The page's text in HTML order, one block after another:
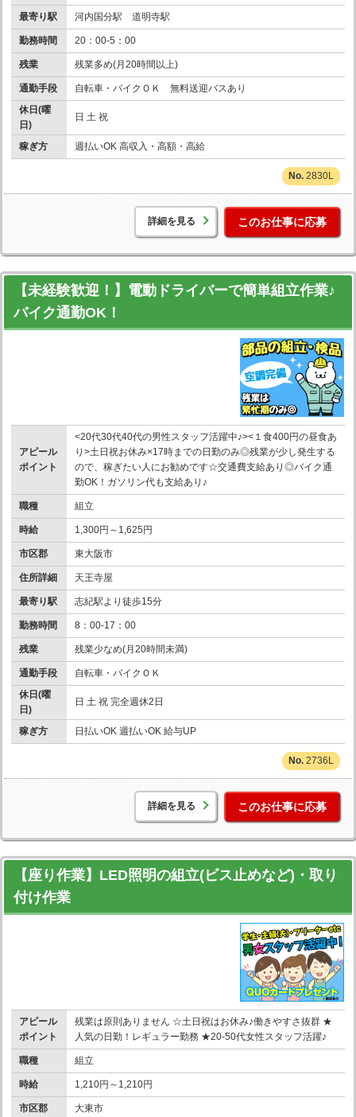
最寄り駅 河内国分駅 道明寺駅
勤務時間 20：00-5：00
残業 残業多め(月20時間以上)
通勤手段
自転車・バイクＯＫ 無料送迎バスあり
休日(曜
日)
日 土 祝
稼ぎ方 週払いOK 高収入・高額・高給
2830L
詳細を見る このお仕事に応募
【未経験歓迎！】電動ドライバーで簡単組立作業♪
バイク通勤OK！
アピール
ポイント
<20代30代40代の男性スタッフ活躍中♪><１食400円の昼食あ
り>土日祝お休み×17時までの日勤のみ◎残業が少し発生する
ので、稼ぎたい人にお勧めです☆交通費支給あり◎バイク通
勤OK！ガソリン代も支給あり♪
職種 組立
時給 1,300円～1,625円
市区郡 東大阪市
住所詳細 天王寺屋
最寄り駅 志紀駅より徒歩15分
勤務時間 8：00-17：00
残業 残業少なめ(月20時間未満)
通勤手段
自転車・バイクＯＫ
休日(曜
日)
日 土 祝 完全週休2日
稼ぎ方 日払いOK 週払いOK 給与UP
2736L
詳細を見る このお仕事に応募
【座り作業】LED照明の組立(ビス止めなど)・取り
付け作業
アピール
ポイント
残業は原則ありません ☆土日祝はお休み♪働きやすさ抜群 ★
人気の日勤！レギュラー勤務 ★20-50代女性スタッフ活躍♪
職種 組立
時給 1,210円～1,210円
市区郡 大東市